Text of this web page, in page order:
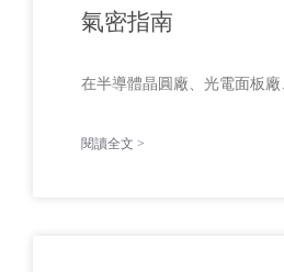
氣密指南
在半導體晶圓廠、光電面板
閱讀全文 >